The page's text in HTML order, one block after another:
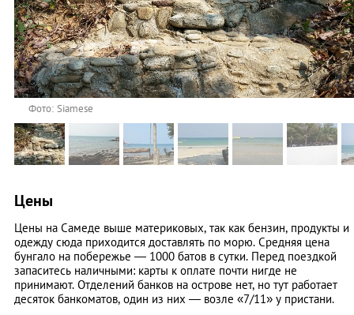
Фото: Siamese
Цены
Цены на Самеде выше материковых, так как бензин, продукты и
одежду сюда приходится доставлять по морю. Средняя цена
бунгало на побережье ― 1000 батов в сутки. Перед поездкой
запаситесь наличными: карты к оплате почти нигде не
принимают. Отделений банков на острове нет, но тут работает
десяток банкоматов, один из них ― возле «7/11» у пристани.